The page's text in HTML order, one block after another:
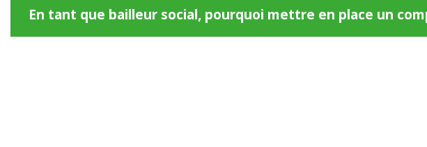
En tant que bailleur social, pourquoi mettre en place un